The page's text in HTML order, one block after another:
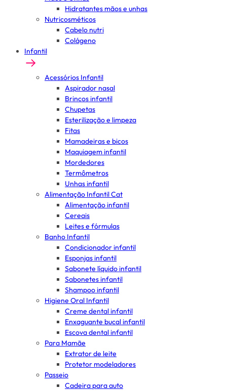
Hidratantes mãos e unhas
Nutricosméticos
Cabelo nutri
Colágeno
Infantil
Acessórios Infantil
Aspirador nasal
Brincos infantil
Chupetas
Esterilização e limpeza
Fitas
Mamadeiras e bicos
Maquiagem infantil
Mordedores
Termômetros
Unhas infantil
Alimentação Infantil Cat
Alimentação infantil
Cereais
Leites e fórmulas
Banho Infantil
Condicionador infantil
Esponjas infantil
Sabonete líquido infantil
Sabonetes infantil
Shampoo infantil
Higiene Oral Infantil
Creme dental infantil
Enxaguante bucal infantil
Escova dental infantil
Para Mamãe
Extrator de leite
Protetor modeladores
Passeio
Cadeira para auto